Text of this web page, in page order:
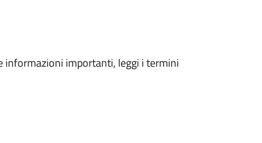
informazioni importanti, leggi i termini